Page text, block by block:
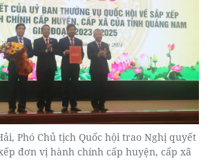
Phó Chủ tịch Quốc hội trao Nghị quyết
đơn vị hành chính cấp huyện, cấp xã